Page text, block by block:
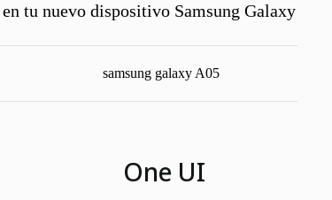
tu nuevo dispositivo Samsung Galaxy
One UI